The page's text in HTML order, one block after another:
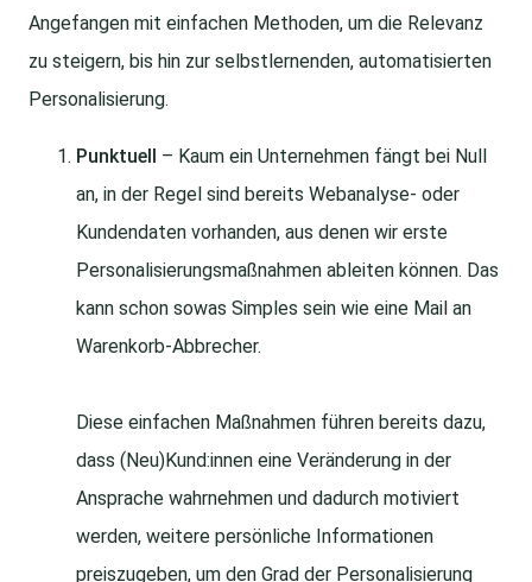
Angefangen mit einfachen Methoden, um die Relevanz
zu steigern, bis hin zur selbstlernenden, automatisierten
Personalisierung.
Punktuell
– Kaum ein Unternehmen fängt bei Null
an, in der Regel sind bereits Webanalyse- oder
Kundendaten vorhanden, aus denen wir erste
Personalisierungsmaßnahmen ableiten können. Das
kann schon sowas Simples sein wie eine Mail an
Warenkorb-Abbrecher.
Diese einfachen Maßnahmen führen bereits dazu,
dass (Neu)Kund:innen eine Veränderung in der
Ansprache wahrnehmen und dadurch motiviert
werden, weitere persönliche Informationen
preiszugeben, um den Grad der Personalisierung